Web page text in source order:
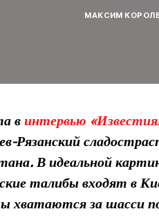
МАКСИМ
в интервью
Рязанский
В идеальной
талибы входят в
хватаются за шасси